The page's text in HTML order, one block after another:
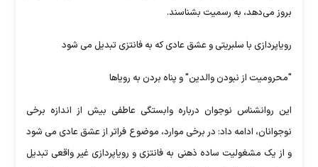
بروز می‌دهد، به رسمیت بشناسند.
رویاپردازی با سلبریتی و عشق عادی که به فانتزی تبدیل می شود
"محرومیت از نبودن والدین" و پناه بردن به رویاها
این روانشناس نوجوان درباره وابستگی عاطفی بیش از اندازه برخی
نوجوانان، ادامه داد: در برخی موارد، موضوع فراتر از عشق عادی می شود
و از یک مشغولیت ساده ذهنی به فانتزی و رویاپردازی غیر واقعی تبدیل